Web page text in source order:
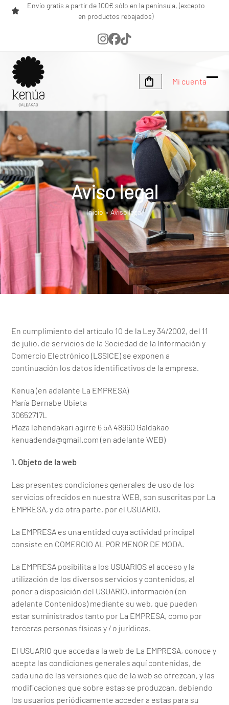
Skip
Envío gratis a partir de 100€ sólo en la península, (excepto
en productos rebajados)
Instagram
Facebook
Tiktok
Mi cuenta
Aviso legal
Inicio»Aviso legal
En cumplimiento del artículo 10 de la Ley 34/2002, del 11
de julio, de servicios de la Sociedad de la Información y
Comercio Electrónico (LSSICE) se exponen a
continuación los datos identificativos de la empresa.
Kenua (en adelante La EMPRESA)
María Bernabe Ubieta
30652717L
Plaza lehendakari agirre 6 5A 48960 Galdakao
kenuadenda@gmail.com (en adelante WEB)
1. Objeto de la web
Las presentes condiciones generales de uso de los
servicios ofrecidos en nuestra WEB, son suscritas por La
EMPRESA, y de otra parte, por el USUARIO.
La EMPRESA es una entidad cuya actividad principal
consiste en COMERCIO AL POR MENOR DE MODA.
La EMPRESA posibilita a los USUARIOS el acceso y la
utilización de los diversos servicios y contenidos, al
poner a disposición del USUARIO, información (en
adelante Contenidos) mediante su web, que pueden
estar suministrados tanto por La EMPRESA, como por
terceras personas físicas y / o jurídicas.
El USUARIO que acceda a la web de La EMPRESA, conoce y
acepta las condiciones generales aquí contenidas, de
cada una de las versiones que de la web se ofrezcan, y las
modificaciones que sobre estas se produzcan, debiendo
los usuarios periódicamente acceder a estas para su